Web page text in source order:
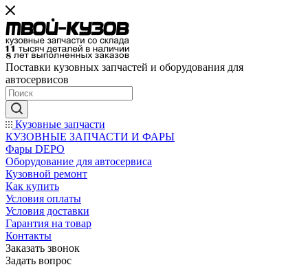
Поставки кузовных запчастей и оборудования для
автосервисов
Кузовные запчасти
КУЗОВНЫЕ ЗАПЧАСТИ И ФАРЫ
Фары DEPO
Оборудование для автосервиса
Кузовной ремонт
Как купить
Условия оплаты
Условия доставки
Гарантия на товар
Контакты
Заказать звонок
Задать вопрос